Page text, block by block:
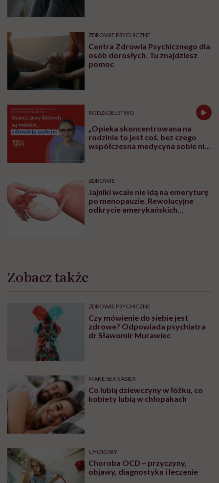
ZDROWIE PSYCHICZNE
Centra Zdrowia Psychicznego dla
osób dorosłych. Tu znajdziesz
pomoc
RODZICIELSTWO
„Opieka skoncentrowana na
rodzinie to jest coś, bez czego
współczesna medycyna sobie nie
ZDROWIE
Jajniki wcale nie idą na emeryturę
po menopauzie. Rewolucyjne
odkrycie amerykańskich
Zobacz także
ZDROWIE PSYCHICZNE
Czy mówienie do siebie jest
zdrowe? Odpowiada psychiatra
dr Sławomir Murawiec
MAKE SEX EASIER
Co lubią dziewczyny w łóżku, co
kobiety lubią w chłopakach
CHOROBY
Choroba OCD – przyczyny,
objawy, diagnostyka i leczenie